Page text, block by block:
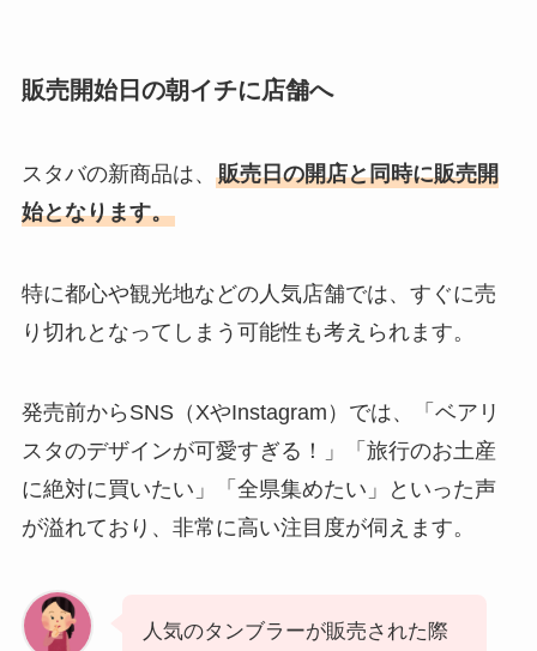
販売開始日の朝イチに店舗へ
スタバの新商品は、 販売日の開店と同時に販売開
始となります。
特に都心や観光地などの人気店舗では、すぐに売
り切れとなってしまう可能性も考えられます。
発売前からSNS（XやInstagram）では、「ベアリ
スタのデザインが可愛すぎる！」「旅行のお土産
に絶対に買いたい」「全県集めたい」といった声
が溢れており、非常に高い注目度が伺えます。
人気のタンブラーが販売された際